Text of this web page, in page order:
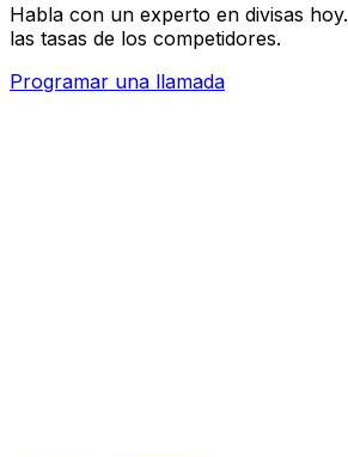
Habla con un experto en divisas hoy.
las tasas de los competidores.
Programar una llamada